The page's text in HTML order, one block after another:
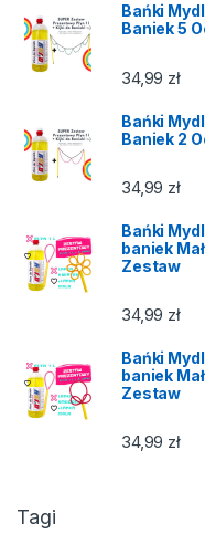
Bańki
Baniek 5
34,99 zł
Bańki
Baniek 2
34,99 zł
Bańki
baniek
Zestaw
34,99 zł
Bańki
baniek
Zestaw
34,99 zł
Tagi